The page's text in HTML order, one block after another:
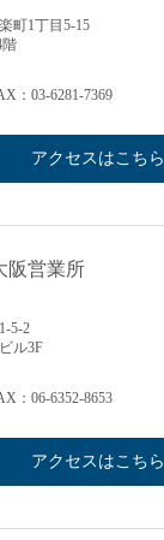
町1丁目5-15
：03-6281-7369
アクセスはこちら
阪営業所
5-2
ル3F
：06-6352-8653
アクセスはこちら